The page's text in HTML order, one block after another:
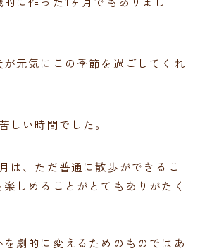
元気にこの季節を過ごしてくれ
しい時間でした。
は、ただ普通に散歩ができるこ
しめることがとてもありがたく
劇的に変えるためのものではあ